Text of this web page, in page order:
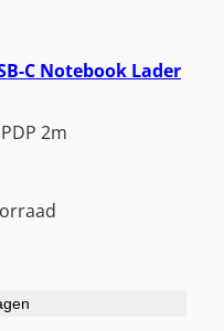
C Notebook Lader
2m